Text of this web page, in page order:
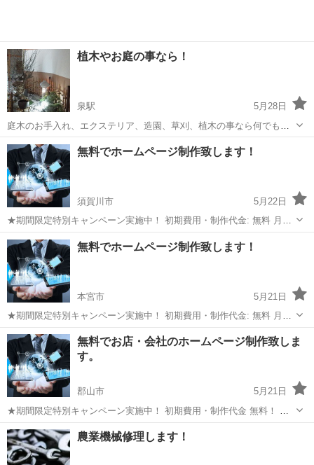
植木やお庭の事なら！
泉駅
5月28日
庭木のお手入れ、エクステリア、造園、草刈、植木の事なら何でもご
相談下さい。 お見積もりは無料なので是非一度お電話下さい。
福島 いわき市 草刈
無料でホームページ制作致します！
須賀川市
5月22日
★期間限定特別キャンペーン実施中！ 初期費用・制作代金: 無料 月額
管理費: ¥6,000 (ドメイン・レンタルサーバー料金を含む) ＊.com
／.netドメインでのご提供となります。 基本ページ数: ５ペー...
福島 須賀川市
無料でホームページ制作致します！
本宮市
5月21日
★期間限定特別キャンペーン実施中！ 初期費用・制作代金: 無料 月額
管理費: ¥6,000 (ドメイン・レンタルサーバー料金を含む) ＊.com
／.netドメインでのご提供となります。 基本ページ数: ５ペー...
福島 本宮市 その他 無料
無料でお店・会社のホームページ制作致しま
す。
郡山市
5月21日
★期間限定特別キャンペーン実施中！ 初期費用・制作代金 無料！ 月
額管理費: ¥6,000 (ドメイン・レンタルサーバー料金を含む) ＊.com
／.netドメインでのご提供となります。.jp／.co.jpドメイ...
福島 郡山市 その他 無料
農業機械修理します！